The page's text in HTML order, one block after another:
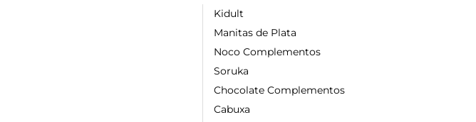
Kidult
Manitas de Plata
Noco Complementos
Soruka
Chocolate Complementos
Cabuxa